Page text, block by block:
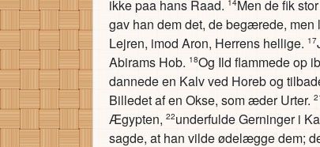
ikke paa hans Raad.
Men de fik
gav han dem det, de begærede,
Lejren, imod Aron, Herrens hellige. 17
Abirams Hob. 18Og Ild flammede op
dannede en Kalv ved Horeb og
Billedet af en Okse, som æder Urter.
Ægypten, 22underfulde Gerninger i
sagde, at han vilde ødelægge dem;